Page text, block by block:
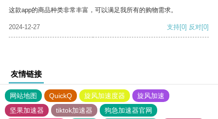
这款app的商品种类非常丰富，可以满足我所有的购物需求。
2024-12-27 支持[0] 反对[0]
友情链接
网站地图 QuickQ 旋风加速度器
旋风加速
坚果加速器
tiktok加速器
狗急加速器官网